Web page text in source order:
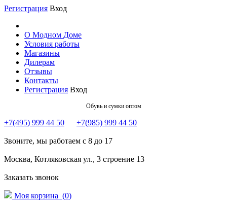
Регистрация Вход
О Модном Доме
Условия работы
Магазины
Дилерам
Отзывы
Контакты
Регистрация Вход
Обувь и сумки оптом
+7(495) 999 44 50 +7(985) 999 44 50
Звоните, мы работаем с 8 до 17
Москва, Котляковская ул., 3 строение 13
Заказать звонок
Моя корзина (0)